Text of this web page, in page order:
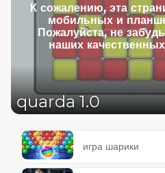
К сожалению, эта
мобильных и
Пожалуйста, не
наших
quarda 1.0
игра шарики